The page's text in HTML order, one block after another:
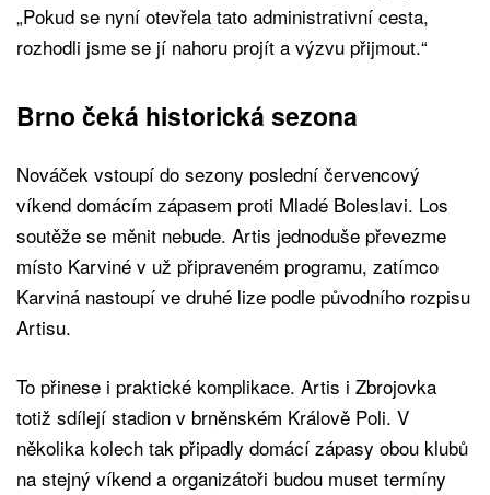
„Pokud se nyní otevřela tato administrativní cesta,
rozhodli jsme se jí nahoru projít a výzvu přijmout.“
Brno čeká historická sezona
Nováček vstoupí do sezony poslední červencový
víkend domácím zápasem proti Mladé Boleslavi. Los
soutěže se měnit nebude. Artis jednoduše převezme
místo Karviné v už připraveném programu, zatímco
Karviná nastoupí ve druhé lize podle původního rozpisu
Artisu.
To přinese i praktické komplikace. Artis i Zbrojovka
totiž sdílejí stadion v brněnském Králově Poli. V
několika kolech tak připadly domácí zápasy obou klubů
na stejný víkend a organizátoři budou muset termíny